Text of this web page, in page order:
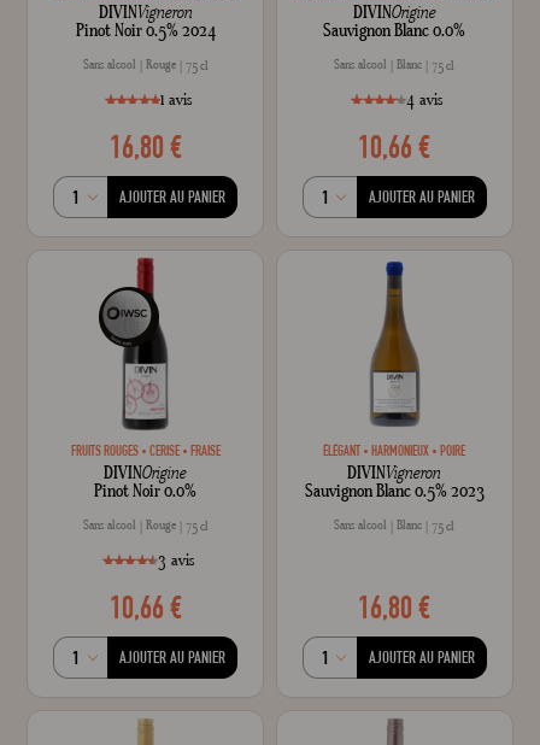
DIVINVigneron
Pinot Noir 0.5% 2024
Sans alcool Rouge 75 cl
style="width: 100%;"100
% of100
1 avis
16,80 €
AJOUTER AU PANIER
DIVINOrigine
Sauvignon Blanc 0.0%
Sans alcool Blanc 75 cl
style="width: 85%;"85
% of100
4 avis
10,66 €
AJOUTER AU PANIER
FRUITS ROUGES CERISE FRAISE
DIVINOrigine
Pinot Noir 0.0%
Sans alcool Rouge 75 cl
style="width: 93%;"93
% of 100
3 avis
10,66 €
AJOUTER AU PANIER
ÉLÉGANT HARMONIEUX POIRE
DIVINVigneron
Sauvignon Blanc 0.5% 2023
Sans alcool Blanc 75 cl
16,80 €
AJOUTER AU PANIER